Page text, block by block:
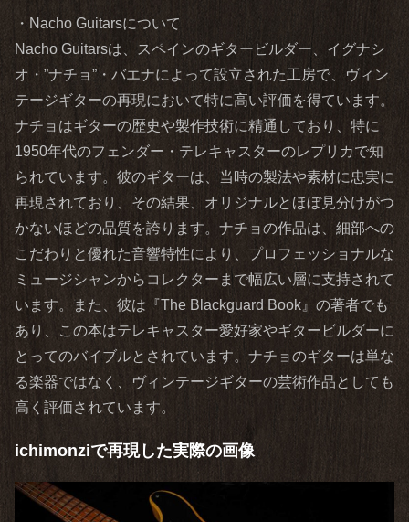
・Nacho Guitarsについて
Nacho Guitarsは、スペインのギタービルダー、イグナシ
オ・”ナチョ”・バエナによって設立された工房で、ヴィン
テージギターの再現において特に高い評価を得ています。
ナチョはギターの歴史や製作技術に精通しており、特に
1950年代のフェンダー・テレキャスターのレプリカで知
られています。彼のギターは、当時の製法や素材に忠実に
再現されており、その結果、オリジナルとほぼ見分けがつ
かないほどの品質を誇ります。ナチョの作品は、細部への
こだわりと優れた音響特性により、プロフェッショナルな
ミュージシャンからコレクターまで幅広い層に支持されて
います。また、彼は『The Blackguard Book』の著者でも
あり、この本はテレキャスター愛好家やギタービルダーに
とってのバイブルとされています。ナチョのギターは単な
る楽器ではなく、ヴィンテージギターの芸術作品としても
高く評価されています。
ichimonziで再現した実際の画像